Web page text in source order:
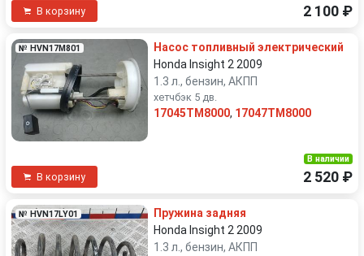
В корзину 2 100 ₽
№ HVN17M801
Насос топливный электрический
Honda Insight 2 2009
1.3 л., бензин, АКПП
хетчбэк 5 дв.
17045TM8000, 17047TM8000
В корзину
В наличии
2 520 ₽
№ HVN17LY01
Пружина задняя
Honda Insight 2 2009
1.3 л., бензин, АКПП